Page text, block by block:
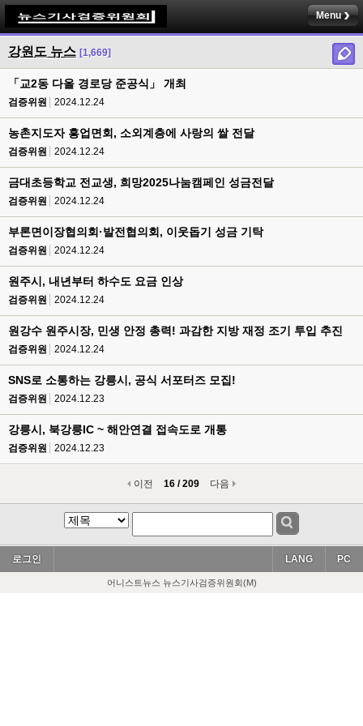
Menu
강원도 뉴스 [1,669]
「교2동 다올 경로당 준공식」 개최
검증위원 2024.12.24
농촌지도자 흥업면회, 소외계층에 사랑의 쌀 전달
검증위원 2024.12.24
금대초등학교 전교생, 희망2025나눔캠페인 성금전달
검증위원 2024.12.24
부론면이장협의회·발전협의회, 이웃돕기 성금 기탁
검증위원 2024.12.24
원주시, 내년부터 하수도 요금 인상
검증위원 2024.12.24
원강수 원주시장, 민생 안정 총력! 과감한 지방 재정 조기 투입 추진
검증위원 2024.12.24
SNS로 소통하는 강릉시, 공식 서포터즈 모집!
검증위원 2024.12.23
강릉시, 북강릉IC ~ 해안연결 접속도로 개통
검증위원 2024.12.23
이전 16 / 209 다음
로그인 PC
LANG
어니스트뉴스 뉴스기사검증위원회(M)